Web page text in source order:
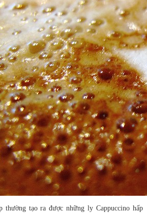
thường tạo ra được những ly Cappuccino hấp